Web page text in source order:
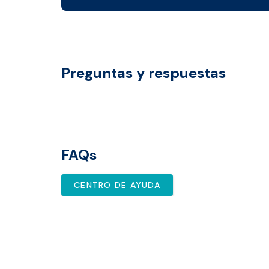
Preguntas y respuestas
FAQs
CENTRO DE AYUDA